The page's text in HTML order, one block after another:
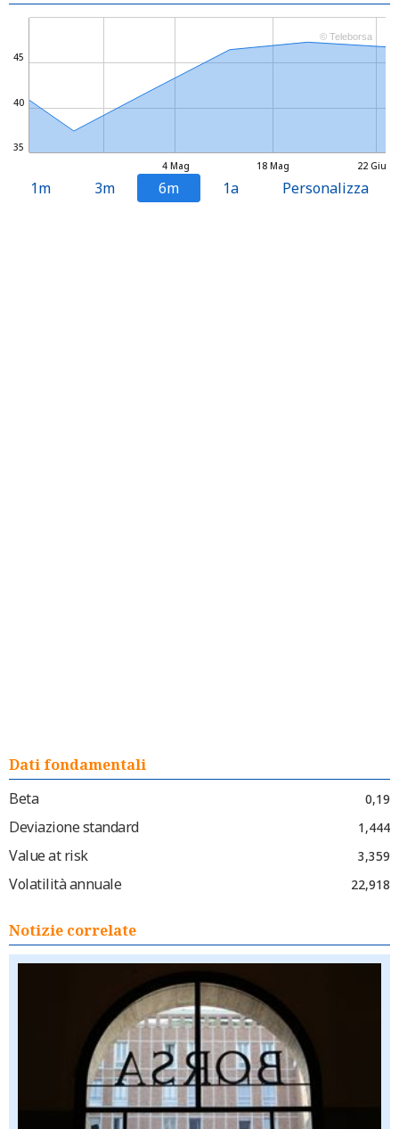
4 Mag 18 Mag 22 Giu
35
40
45
© Teleborsa
1m 3m 6m 1a Personalizza
Dati fondamentali
Beta
0,19
Deviazione standard 1,444
Value at risk 3,359
Volatilità annuale 22,918
Notizie correlate